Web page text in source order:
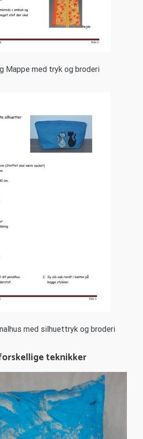
Mappe med tryk og broderi
med silhuettryk og broderi
teknikker